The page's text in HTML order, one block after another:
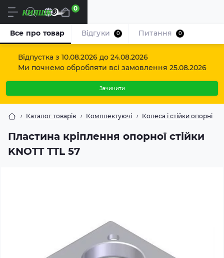
Відпустка з 10.08.2026 до 24.08.2026
Ми почнемо обробляти всі замовлення 25.08.2026
Зачинити
Uk 0
Каталог товарів Комплектуючі Колеса і стійки опорні
Пластина кріплення опорної стійки
KNOTT TTL 57
Все про товар Відгуки 0 Питання 0